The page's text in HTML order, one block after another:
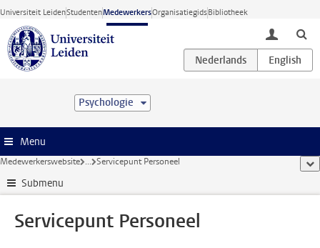
Ga direct naar de inhoud
Universiteit LeidenStudentenMedewerkersOrganisatiegidsBibliotheek
toggle
Psychologie
Menu
Medewerkerswebsite ... Servicepunt Personeel
Submenu
Servicepunt Personeel